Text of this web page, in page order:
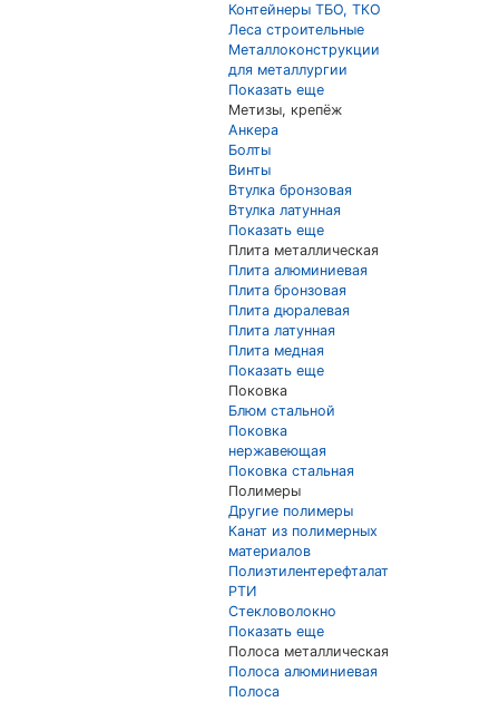
Контейнеры ТБО, ТКО
Леса строительные
Металлоконструкции
для металлургии
Показать еще
Метизы, крепёж
Анкера
Болты
Винты
Втулка бронзовая
Втулка латунная
Показать еще
Плита металлическая
Плита алюминиевая
Плита бронзовая
Плита дюралевая
Плита латунная
Плита медная
Показать еще
Поковка
Блюм стальной
Поковка
нержавеющая
Поковка стальная
Полимеры
Другие полимеры
Канат из полимерных
материалов
Полиэтилентерефталат
РТИ
Стекловолокно
Показать еще
Полоса металлическая
Полоса алюминиевая
Полоса